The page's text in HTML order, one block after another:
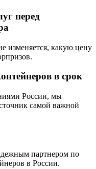
перед
изменяется, какую цену
в срок
России, мы
самой важной
партнером по
в России.